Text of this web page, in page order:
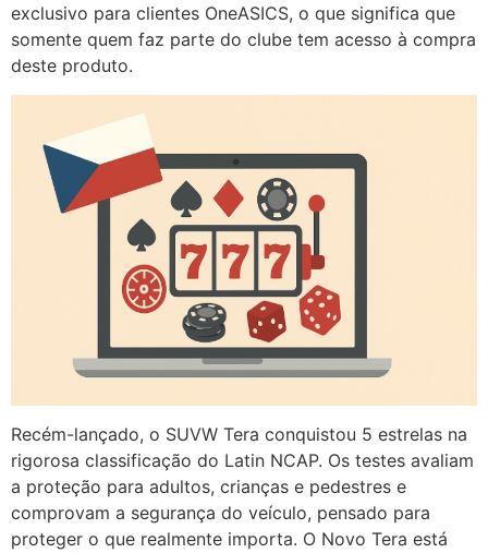
exclusivo para clientes OneASICS, o que significa que
somente quem faz parte do clube tem acesso à compra
deste produto.
Recém-lançado, o SUVW Tera conquistou 5 estrelas na
rigorosa classificação do Latin NCAP. Os testes avaliam
a proteção para adultos, crianças e pedestres e
comprovam a segurança do veículo, pensado para
proteger o que realmente importa. O Novo Tera está